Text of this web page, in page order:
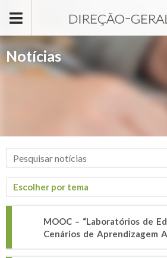
Notícias
MOOC – “Laboratórios de
Cenários de Aprendizagem